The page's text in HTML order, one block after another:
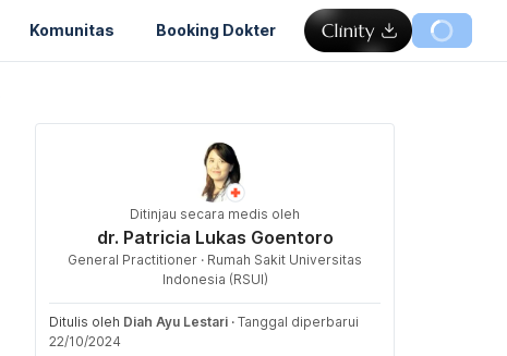
Komunitas Booking Dokter
Ditinjau secara medis oleh
dr. Patricia Lukas Goentoro
General Practitioner · Rumah Sakit Universitas
Indonesia (RSUI)
Ditulis oleh Diah Ayu Lestari · Tanggal diperbarui
22/10/2024